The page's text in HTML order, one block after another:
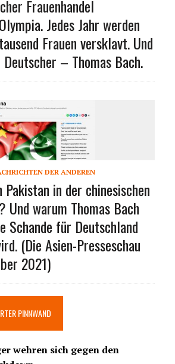
Frauenhandel
Jedes Jahr werden
Frauen versklavt. Und
– Thomas Bach.
DER ANDEREN
in der chinesischen
Und warum Thomas Bach
Schande für Deutschland
(Die Asien-Presseschau
2021)
PINNWAND
wehren sich gegen den